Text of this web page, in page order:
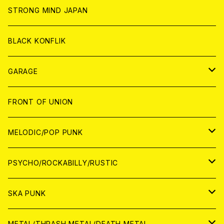
ANALOG
ANALOG
CD
ANALOG
CD
ANALOG
WORLD
CD
ANALOG
STRONG MIND JAPAN
BLACK KONFLIK
GARAGE
JAPAN
アナログ
CD
WORLD
アナログ
CD
FRONT OF UNION
MELODIC/POP PUNK
JAPAN
CD
ANALOG
WORLD
CD
PSYCHO/ROCKABILLY/RUSTIC
JAPAN
CD
SKA PUNK